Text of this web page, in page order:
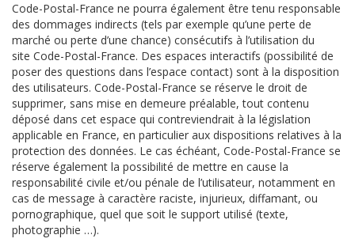
Code-Postal-France ne pourra également être tenu responsable
des dommages indirects (tels par exemple qu’une perte de
marché ou perte d’une chance) consécutifs à l’utilisation du
site Code-Postal-France. Des espaces interactifs (possibilité de
poser des questions dans l’espace contact) sont à la disposition
des utilisateurs. Code-Postal-France se réserve le droit de
supprimer, sans mise en demeure préalable, tout contenu
déposé dans cet espace qui contreviendrait à la législation
applicable en France, en particulier aux dispositions relatives à la
protection des données. Le cas échéant, Code-Postal-France se
réserve également la possibilité de mettre en cause la
responsabilité civile et/ou pénale de l’utilisateur, notamment en
cas de message à caractère raciste, injurieux, diffamant, ou
pornographique, quel que soit le support utilisé (texte,
photographie …).